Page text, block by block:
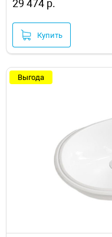
29 474 р.
Купить
Выгода